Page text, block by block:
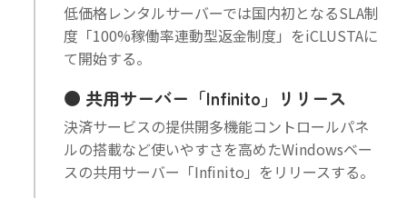
低価格レンタルサーバーでは国内初となるSLA制
度「100%稼働率連動型返金制度」をiCLUSTAに
て開始する。
共用サーバー「Infinito」リリース
決済サービスの提供開多機能コントロールパネ
ルの搭載など使いやすさを高めたWindowsベー
スの共用サーバー「Infinito」をリリースする。